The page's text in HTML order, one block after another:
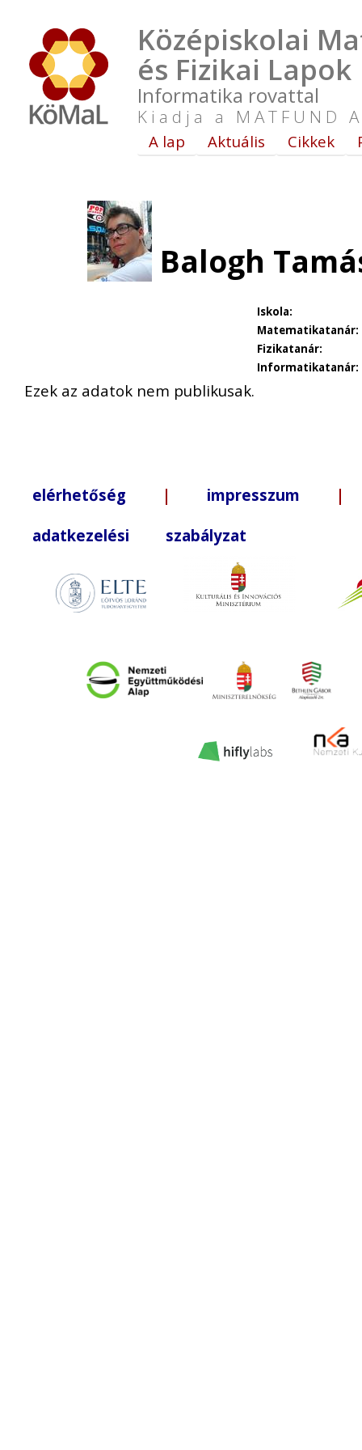
Középiskolai
és Fizikai Lapok
Informatika rovattal
Kiadja a MATFUND
A lap Aktuális Cikkek
Balogh
Iskola:
Matematikatanár:
Fizikatanár:
Informatikatanár:
Ezek az adatok nem publikusak.
elérhetőség | impresszum |
adatkezelési szabályzat